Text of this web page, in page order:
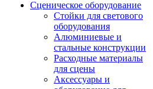
Сценическое оборудование
Стойки для светового
оборудования
Алюминиевые и
стальные конструкции
Расходные материалы
для сцены
Аксессуары и